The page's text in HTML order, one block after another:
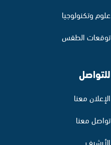
علوم وتكنولوجيا
توقعات الطقس
للتواصل
الإعلان معنا
تواصل معنا
الأرشيف